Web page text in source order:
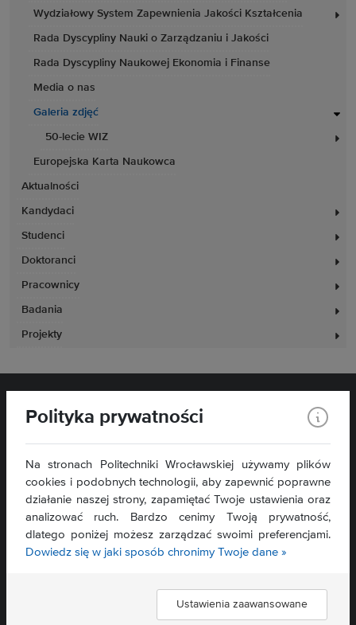
Wydziałowy System Zapewnienia Jakości Kształcenia
Rada Dyscypliny Nauki o Zarządzaniu i Jakości
Rada Dyscypliny Naukowej Ekonomia i Finanse
Media o nas
Galeria zdjęć
50-lecie WIZ
Europejska Karta Naukowca
Aktualności
Kandydaci
Studenci
Doktoranci
Pracownicy
Badania
Projekty
Wydział Zarządzania
ul. Łukasiewicza 5
50-371 Wrocław
Mapa serwisu »
Polityka prywatności
Na stronach Politechniki Wrocławskiej używamy plików
cookies i podobnych technologii, aby zapewnić poprawne
działanie naszej strony, zapamiętać Twoje ustawienia oraz
analizować ruch. Bardzo cenimy Twoją prywatność,
dlatego poniżej możesz zarządzać swoimi preferencjami.
Dowiedz się w jaki sposób chronimy Twoje dane »
Ustawienia zaawansowane